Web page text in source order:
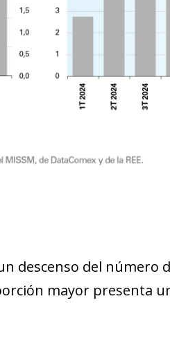
descenso del número
mayor presenta